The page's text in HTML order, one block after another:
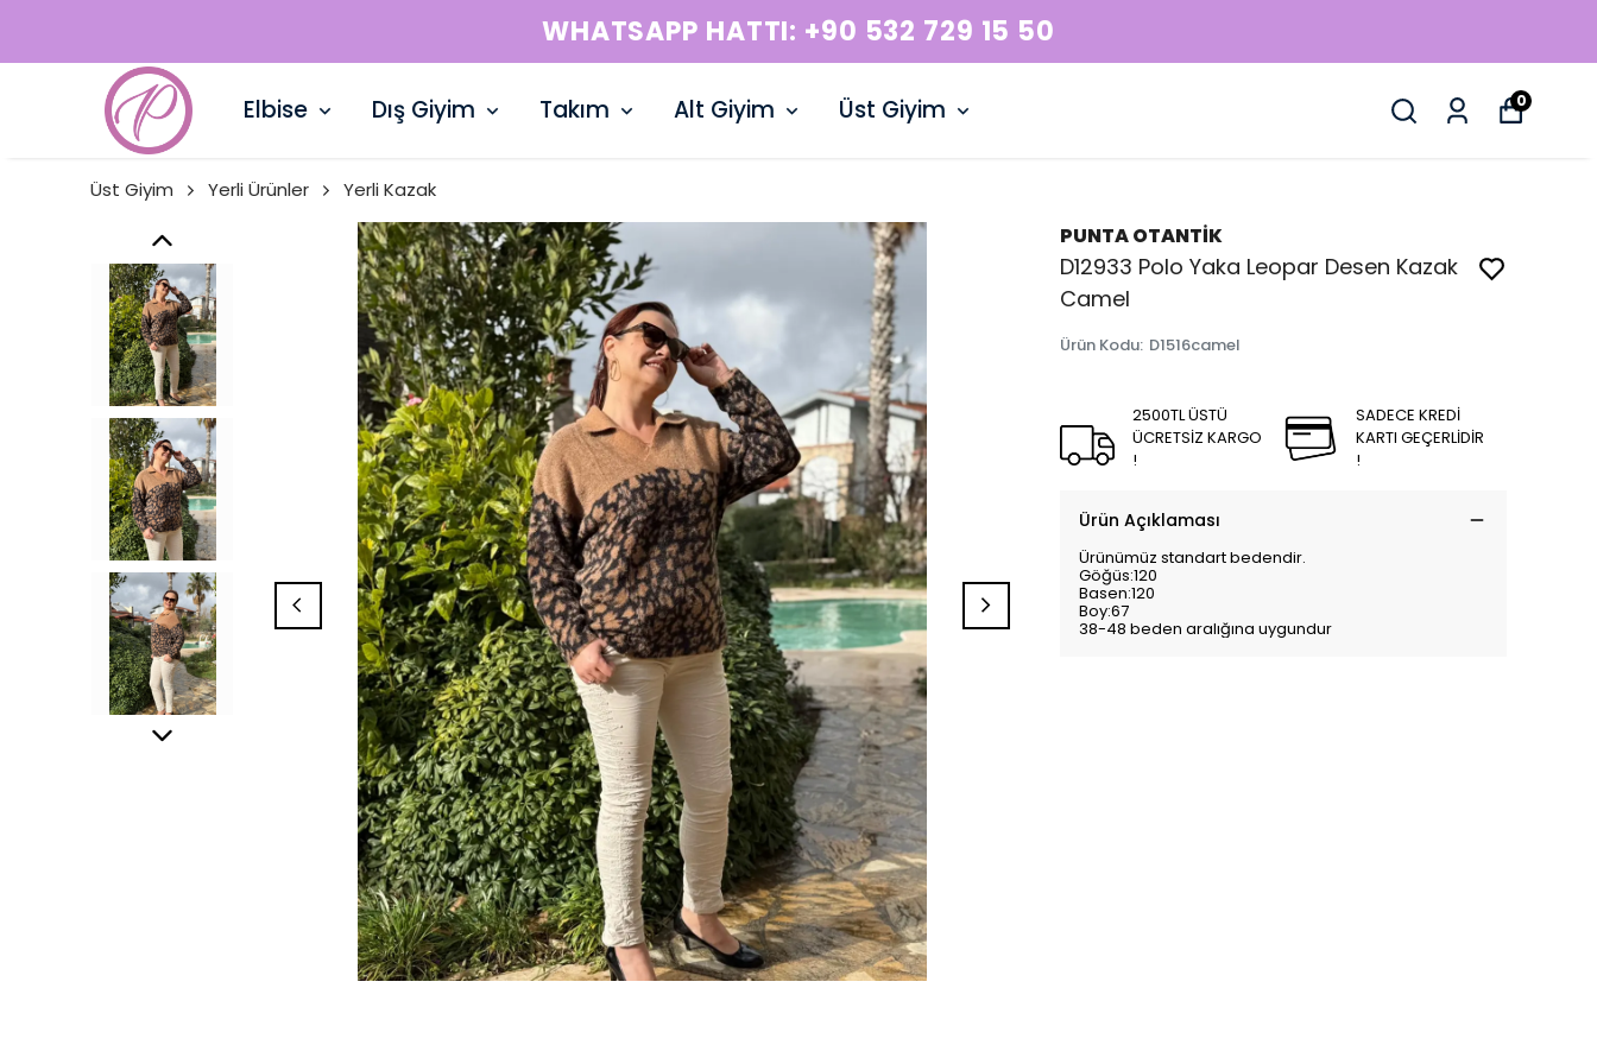
WHATSAPP HATTI: +90 532 729 15 50
Elbise Dış Giyim Takım Alt Giyim Üst Giyim 0
Üst Giyim Yerli Ürünler Yerli Kazak
PUNTA OTANTİK
D12933 Polo Yaka Leopar Desen Kazak
Camel
Ürün Kodu: D1516camel
2500TL ÜSTÜ
ÜCRETSİZ KARGO
!
SADECE KREDİ
KARTI GEÇERLİDİR
!
Ürün Açıklaması
Ürünümüz standart bedendir.
Göğüs:120
Basen:120
Boy:67
38-48 beden aralığına uygundur